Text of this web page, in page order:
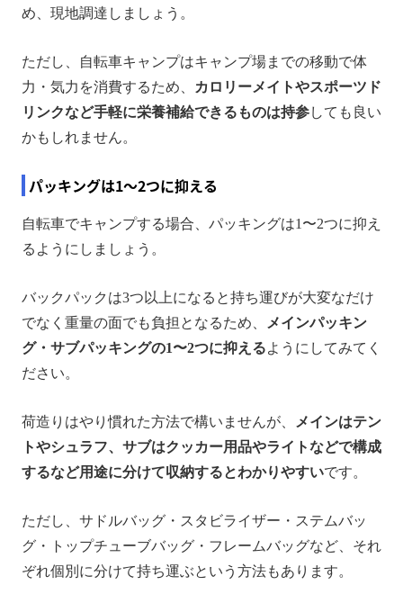
め、現地調達しましょう。
ただし、自転車キャンプはキャンプ場までの移動で体
力・気力を消費するため、
カロリーメイトやスポーツド
リンクなど手軽に栄養補給できるものは持参しても良い
かもしれません。
パッキングは1～2つに抑える
自転車でキャンプする場合、パッキングは1〜2つに抑え
るようにしましょう。
バックパックは3つ以上になると持ち運びが大変なだけ
でなく重量の面でも負担となるため、
メインパッキン
グ・サブパッキングの1〜2つに抑えるようにしてみてく
ださい。
荷造りはやり慣れた方法で構いませんが、
メインはテン
トやシュラフ、サブはクッカー用品やライトなどで構成
するなど用途に分けて収納するとわかりやすいです。
ただし、サドルバッグ・スタビライザー・ステムバッ
グ・トップチューブバッグ・フレームバッグなど、それ
ぞれ個別に分けて持ち運ぶという方法もあります。